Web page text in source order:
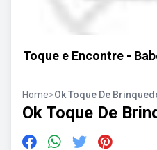
Toque e Encontre -
Home>Ok Toque De
Ok Toque De